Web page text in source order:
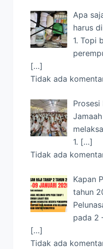
Apa
harus
1. Topi
[…]
Tidak ada
Prosesi
1. […]
Tidak ada
Kapan
tahun
pada 2
[…]
Tidak ada